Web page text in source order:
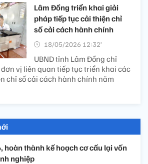
Lâm Đồng triển khai giải
pháp tiếp tục cải thiện chỉ
số cải cách hành chính
18/05/2026 12:32’
UBND tỉnh Lâm Đồng chỉ
vị liên quan tiếp tục triển khai các
chỉ số cải cách hành chính năm
hoàn thành kế hoạch cơ cấu lại vốn
nghiệp